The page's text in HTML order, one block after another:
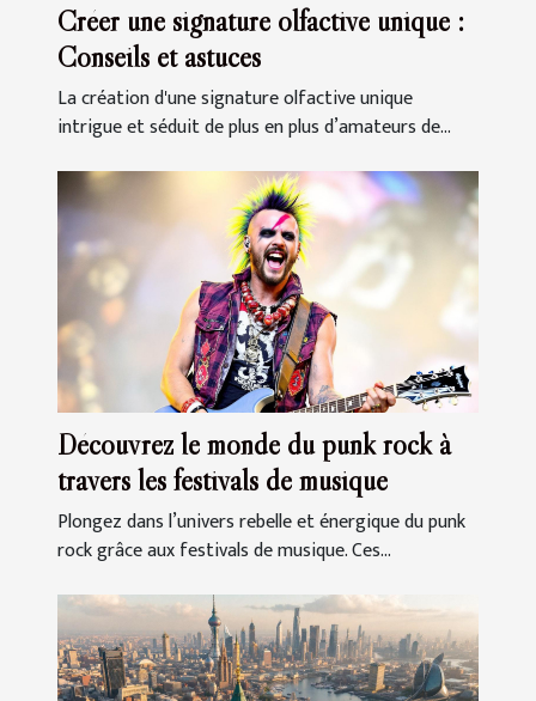
Créer une signature olfactive unique :
Conseils et astuces
La création d'une signature olfactive unique
intrigue et séduit de plus en plus d’amateurs de...
Découvrez le monde du punk rock à
travers les festivals de musique
Plongez dans l’univers rebelle et énergique du punk
rock grâce aux festivals de musique. Ces...